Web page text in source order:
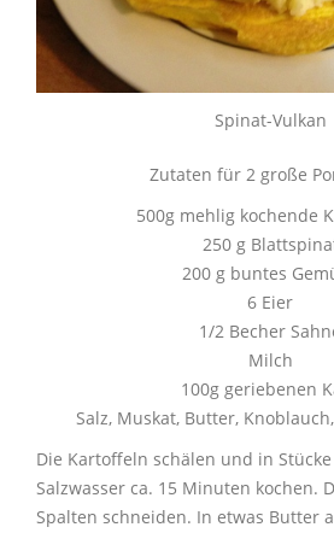
Spinat-Vulkan
Zutaten für 2 große
500g mehlig kochende
250 g
200 g buntes
6 Eier
1/2 Becher
Milch
100g geriebenen
Salz, Muskat, Butter,
Die Kartoffeln schälen und in
Salzwasser ca. 15 Minuten kochen.
Spalten schneiden. In etwas Butter